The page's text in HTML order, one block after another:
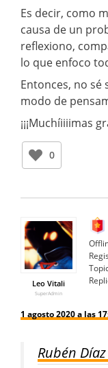
Es decir, como
causa de un
reflexiono,
lo que enfoco
Entonces, no sé
modo de
¡¡¡Muchíiiiimas
0
Leo Vitali
SuperAdmin
1 agosto 2020 a las
Rubén